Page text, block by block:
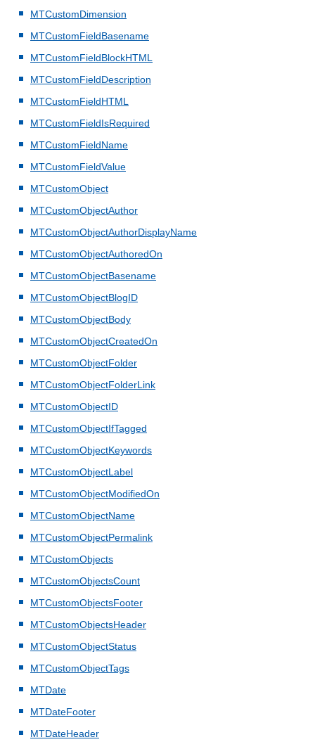
MTCustomDimension
MTCustomFieldBasename
MTCustomFieldBlockHTML
MTCustomFieldDescription
MTCustomFieldHTML
MTCustomFieldIsRequired
MTCustomFieldName
MTCustomFieldValue
MTCustomObject
MTCustomObjectAuthor
MTCustomObjectAuthorDisplayName
MTCustomObjectAuthoredOn
MTCustomObjectBasename
MTCustomObjectBlogID
MTCustomObjectBody
MTCustomObjectCreatedOn
MTCustomObjectFolder
MTCustomObjectFolderLink
MTCustomObjectID
MTCustomObjectIfTagged
MTCustomObjectKeywords
MTCustomObjectLabel
MTCustomObjectModifiedOn
MTCustomObjectName
MTCustomObjectPermalink
MTCustomObjects
MTCustomObjectsCount
MTCustomObjectsFooter
MTCustomObjectsHeader
MTCustomObjectStatus
MTCustomObjectTags
MTDate
MTDateFooter
MTDateHeader